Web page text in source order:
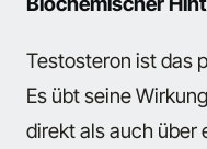
Testosteron ist das
Es übt seine
direkt als auch über